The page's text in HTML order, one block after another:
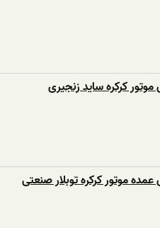
کرکره ساید زنجیری
موتور کرکره توبلار صنعتی